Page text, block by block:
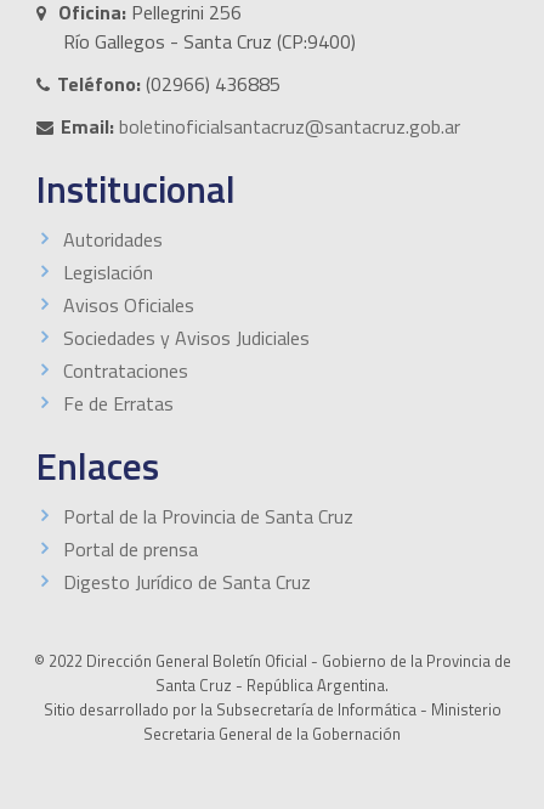
Oficina: Pellegrini 256
Río Gallegos - Santa Cruz (CP:9400)
Teléfono:(02966) 436885
Email:boletinoficialsantacruz@santacruz.gob.ar
Institucional
Autoridades
Legislación
Avisos Oficiales
Sociedades y Avisos Judiciales
Contrataciones
Fe de Erratas
Enlaces
Portal de la Provincia de Santa Cruz
Portal de prensa
Digesto Jurídico de Santa Cruz
© 2022 Dirección General Boletín Oficial - Gobierno de la Provincia de
Santa Cruz - República Argentina.
Sitio desarrollado por la Subsecretaría de Informática - Ministerio
Secretaria General de la Gobernación